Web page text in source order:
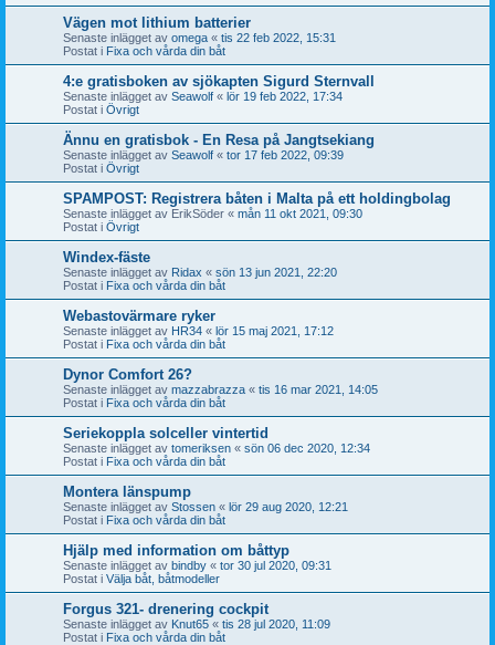
Vägen mot lithium batterier
Senaste inlägget av omega « tis 22 feb 2022, 15:31
Postat i Fixa och vårda din båt
4:e gratisboken av sjökapten Sigurd Sternvall
Senaste inlägget av Seawolf « lör 19 feb 2022, 17:34
Postat i Övrigt
Ännu en gratisbok - En Resa på Jangtsekiang
Senaste inlägget av Seawolf « tor 17 feb 2022, 09:39
Postat i Övrigt
SPAMPOST: Registrera båten i Malta på ett holdingbolag
Senaste inlägget av ErikSöder « mån 11 okt 2021, 09:30
Postat i Övrigt
Windex-fäste
Senaste inlägget av Ridax « sön 13 jun 2021, 22:20
Postat i Fixa och vårda din båt
Webastovärmare ryker
Senaste inlägget av HR34 « lör 15 maj 2021, 17:12
Postat i Fixa och vårda din båt
Dynor Comfort 26?
Senaste inlägget av mazzabrazza « tis 16 mar 2021, 14:05
Postat i Fixa och vårda din båt
Seriekoppla solceller vintertid
Senaste inlägget av tomeriksen « sön 06 dec 2020, 12:34
Postat i Fixa och vårda din båt
Montera länspump
Senaste inlägget av Stossen « lör 29 aug 2020, 12:21
Postat i Fixa och vårda din båt
Hjälp med information om båttyp
Senaste inlägget av bindby « tor 30 jul 2020, 09:31
Postat i Välja båt, båtmodeller
Forgus 321- drenering cockpit
Senaste inlägget av Knut65 « tis 28 jul 2020, 11:09
Postat i Fixa och vårda din båt